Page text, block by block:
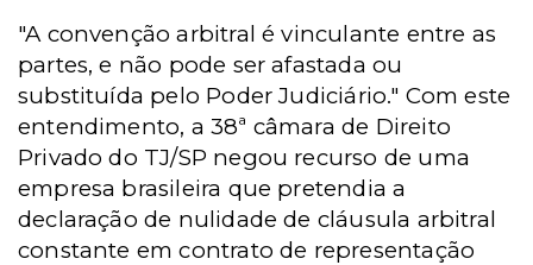
"A convenção arbitral é vinculante entre as
partes, e não pode ser afastada ou
substituída pelo Poder Judiciário." Com este
entendimento, a 38ª câmara de Direito
Privado do TJ/SP negou recurso de uma
empresa brasileira que pretendia a
declaração de nulidade de cláusula arbitral
constante em contrato de representação